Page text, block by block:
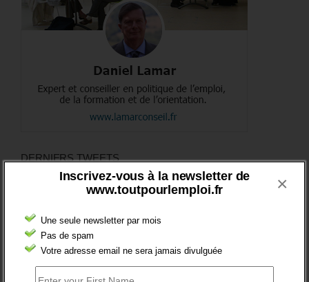
Inscrivez-vous à la newsletter de
www.toutpourlemploi.fr
Une seule newsletter par mois
Pas de spam
Votre adresse email ne sera jamais divulguée
×
DERNIERS TWEETS
Sorry, no Tweets were found.
COMMENTEZ LES ARTICLES DU BLOG
Populaires